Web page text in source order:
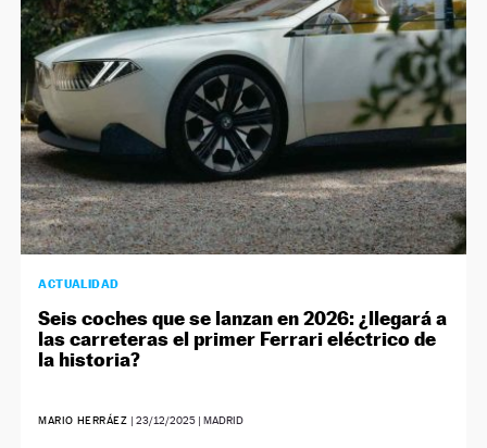
ACTUALIDAD
Seis coches que se lanzan en 2026: ¿llegará a
las carreteras el primer Ferrari eléctrico de
la historia?
MARIO HERRÁEZ | 23/12/2025| MADRID